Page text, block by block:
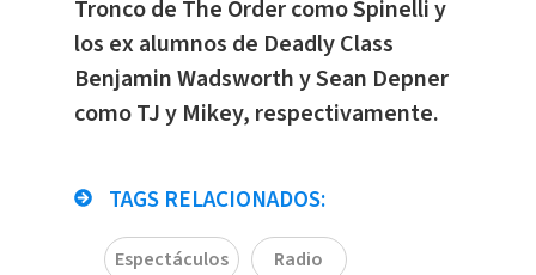
Tronco de The Order como Spinelli y
los ex alumnos de Deadly Class
Benjamin Wadsworth y Sean Depner
como TJ y Mikey, respectivamente.
TAGS RELACIONADOS:
Espectáculos Radio